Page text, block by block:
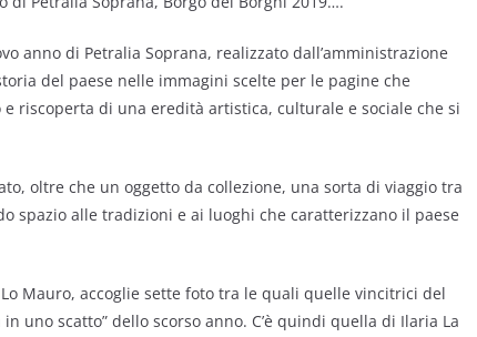
anno di Petralia Soprana, realizzato dall’amministrazione
del paese nelle immagini scelte per le pagine che
riscoperta di una eredità artistica, culturale e sociale che si
oltre che un oggetto da collezione, una sorta di viaggio tra
spazio alle tradizioni e ai luoghi che caratterizzano il paese
Lo Mauro, accoglie sette foto tra le quali quelle vincitrici del
uno scatto” dello scorso anno. C’è quindi quella di Ilaria La